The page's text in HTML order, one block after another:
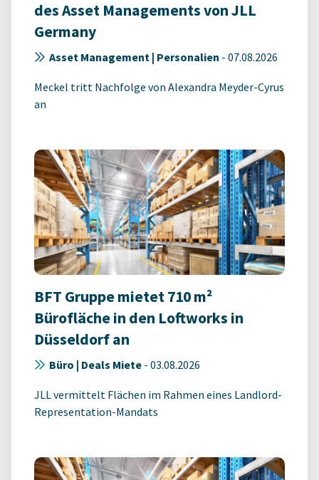
des Asset Managements von JLL
Germany
Asset Management | Personalien - 07.08.2026
Meckel tritt Nachfolge von Alexandra Meyder-Cyrus
an
BFT Gruppe mietet 710 m²
Bürofläche in den Loftworks in
Düsseldorf an
Büro | Deals Miete - 03.08.2026
JLL vermittelt Flächen im Rahmen eines Landlord-
Representation-Mandats